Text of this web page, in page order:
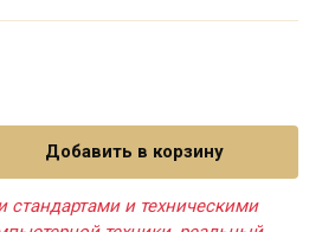
Добавить в корзину
и техническими